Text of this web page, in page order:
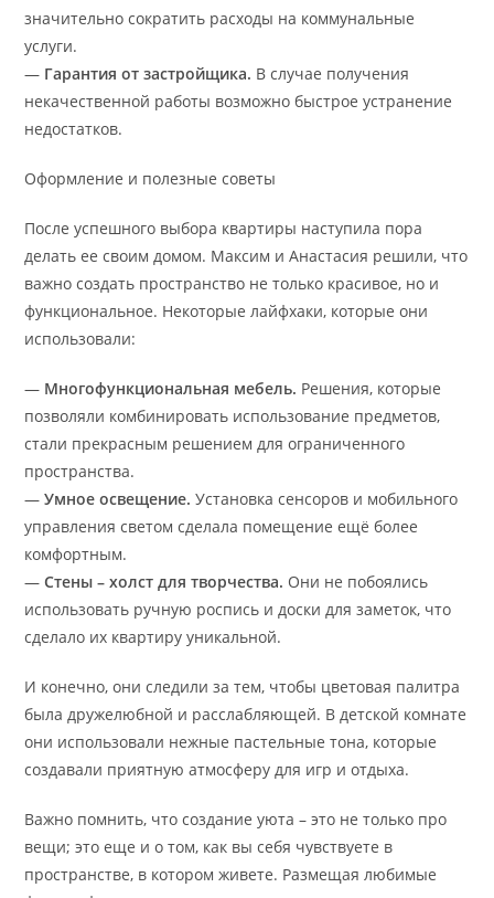
значительно сократить расходы на коммунальные
услуги.
— Гарантия от застройщика. В случае получения
некачественной работы возможно быстрое устранение
недостатков.
Оформление и полезные советы
После успешного выбора квартиры наступила пора
делать ее своим домом. Максим и Анастасия решили, что
важно создать пространство не только красивое, но и
функциональное. Некоторые лайфхаки, которые они
использовали:
— Многофункциональная мебель. Решения, которые
позволяли комбинировать использование предметов,
стали прекрасным решением для ограниченного
пространства.
—Умное освещение. Установка сенсоров и мобильного
управления светом сделала помещение ещё более
комфортным.
—Стены – холст для творчества. Они не побоялись
использовать ручную роспись и доски для заметок, что
сделало их квартиру уникальной.
И конечно, они следили за тем, чтобы цветовая палитра
была дружелюбной и расслабляющей. В детской комнате
они использовали нежные пастельные тона, которые
создавали приятную атмосферу для игр и отдыха.
Важно помнить, что создание уюта – это не только про
вещи; это еще и о том, как вы себя чувствуете в
пространстве, в котором живете. Размещая любимые